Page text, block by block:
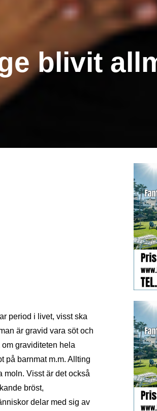
blivit
period i livet, visst ska
är gravid vara söt och
graviditeten hela
på barnmat m.m. Allting
moln. Visst är det också
bröst,
delar med sig av